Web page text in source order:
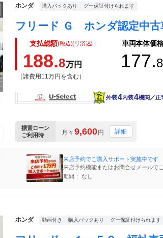
ホンダ 購入パックあり グー保証付けられます
支払総額(税込)(リ済込)
188.8万円
（諸費用11万円を含む）
車両本体価
177.8
外装4内装4機関／正
据置ローン
ご利用時
月々 9,600円 詳細
来店予約でご購入サポート実施中です
来店予約機能またはお問合せメールで
期間： なし
ホンダ 動画付き 購入パックあり グー保証付けられます